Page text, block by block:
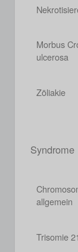
Morbus
ulcerosa
Zöliakie
Syndrome
allgemein
Trisomie 21